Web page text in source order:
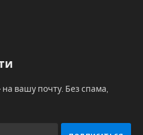
отделения,
кабинеты
и фапов, в этом
в поселках Ложок,
Кудряшовский,